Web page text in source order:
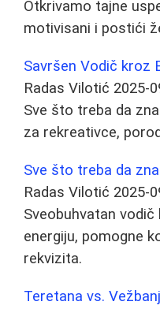
Otkrivamo tajne
motivisani i postići
Savršen Vodič kroz
Radas Vilotić 2025-
Sve što treba da
za rekreativce,
Sve što treba da
Radas Vilotić 2025-
Sveobuhvatan
energiju, pomogne
rekvizita.
Teretana vs.